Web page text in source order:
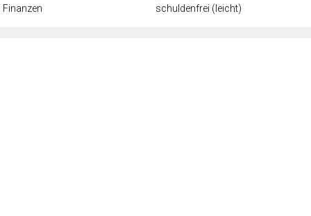
Finanzen
schuldenfrei (leicht)